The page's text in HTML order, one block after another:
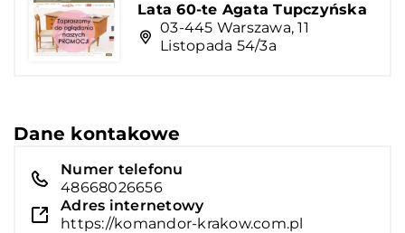
Lata 60-te Agata Tupczyńska
03-445 Warszawa, 11
Listopada 54/3a
Dane kontakowe
Numer telefonu
48668026656
Adres internetowy
https://komandor-krakow.com.pl